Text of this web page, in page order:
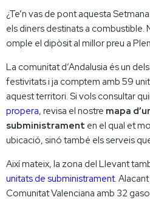
¿Te’n vas de pont aquesta
els diners destinats a combustible.
omple el dipòsit al millor preu a
La comunitat d’Andalusia és un
festivitats i ja comptem amb 59
aquest territori. Si vols consultar
propera, revisa el nostre mapa
subministrament en el qual et
ubicació, sinó també els serveis
Així mateix, la zona del Llevant
unitats de subministrament.
Comunitat Valenciana amb 32